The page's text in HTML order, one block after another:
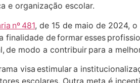
e organização escolar.
nº 481, de 15 de maio de 2024,
finalidade de formar esses
de modo a contribuir para a
visa estimular a